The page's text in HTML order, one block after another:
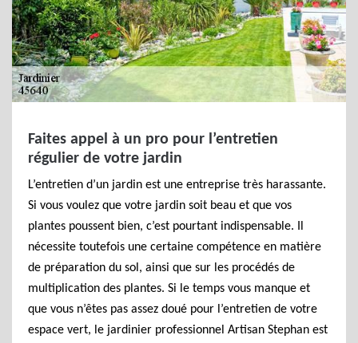
Faites appel à un pro pour l’entretien
régulier de votre jardin
L’entretien d’un jardin est une entreprise très harassante.
Si vous voulez que votre jardin soit beau et que vos
plantes poussent bien, c’est pourtant indispensable. Il
nécessite toutefois une certaine compétence en matière
de préparation du sol, ainsi que sur les procédés de
multiplication des plantes. Si le temps vous manque et
que vous n’êtes pas assez doué pour l’entretien de votre
espace vert, le jardinier professionnel Artisan Stephan est